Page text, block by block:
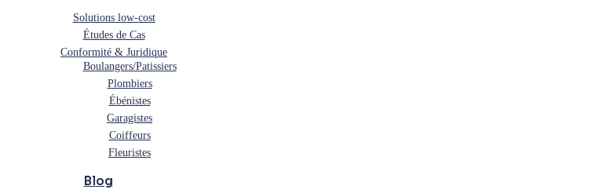
Solutions low-cost
Études de Cas
Conformité & Juridique
Boulangers/Patissiers
Plombiers
Ébénistes
Garagistes
Coiffeurs
Fleuristes
Blog